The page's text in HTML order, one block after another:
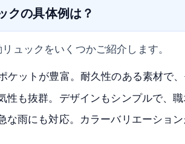
クの具体例は？
ュックをいくつかご紹介します。
ケットが豊富。耐久性のある素材で、
性も抜群。デザインもシンプルで、職
な雨にも対応。カラーバリエーショ